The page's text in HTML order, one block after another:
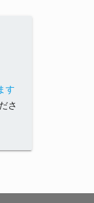
す
さ